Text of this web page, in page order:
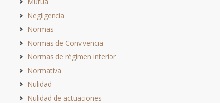
Negligencia
Normas
Normas de Convivencia
Normas de régimen interior
Normativa
Nulidad
Nulidad de actuaciones